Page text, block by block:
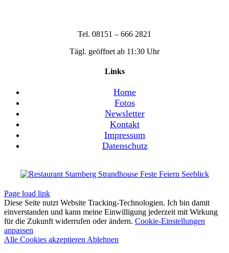
Tel. 08151 – 666 2821
Tägl. geöffnet ab 11:30 Uhr
Links
Home
Fotos
Newsletter
Kontakt
Impressum
Datenschutz
Page load link
Diese Seite nutzt Website Tracking-Technologien. Ich bin damit
einverstanden und kann meine Einwilligung jederzeit mit Wirkung
für die Zukunft widerrufen oder ändern. Cookie-Einstellungen
anpassen
Alle Cookies akzeptieren Ablehnen